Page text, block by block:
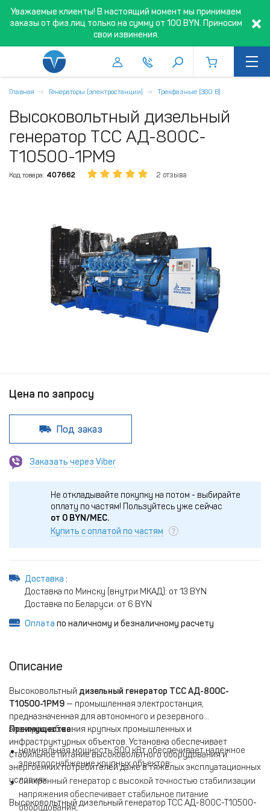
Уважаемые клиенты! В настоящий момент мы принимаем
заказы от физ.лиц только на сумму от 100 BYN. Приносим
свои извинения.
Главная Генераторы (электростанции) Трехфазные (380 В)
Высоковольтный дизельный
генератор ТСС АД-800С-
Т10500-1РМ9
Код товара: 407662 2 отзыва
Цена по запросу
Под заказ
Заказать через Viber
Не откладывайте покупку на потом - выбирайте
оплату по частям! Пользуйтесь уже сейчас
от 0 BYN/МЕС.
Купить с оплатой по частям
Доставка :
Доставка по Минску (внутри МКАД): от 13 BYN
Доставка по Беларуси: от 6 BYN
Оплата по наличному и безналичному расчету
Описание
Высоковольтный дизельный генератор ТСС АД-800С-
Т10500-1РМ9 — промышленная электростанция,
предназначенная для автономного и резервного
электроснабжения крупных промышленных и
инфраструктурных объектов. Установка обеспечивает
стабильное питание высоковольтного оборудования и
энергоёмких потребителей даже в тяжёлых эксплуатационных
условиях.
Преимущества:
номинальная мощность 800 кВт обеспечивает надёжное
электроснабжение крупных объектов;
синхронный генератор с высокой точностью стабилизации
напряжения обеспечивает стабильное питание
оборудования;
Высоковольтный дизельный генератор ТСС АД-800С-Т10500-